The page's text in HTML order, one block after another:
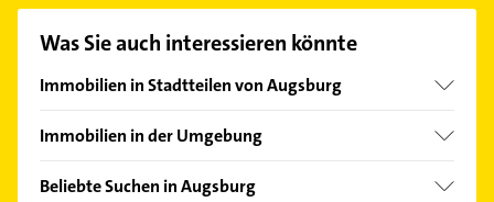
Hier finden Sie alleKontaktdaten
Was Sie auch interessieren könnte
Immobilien in Stadtteilen von Augsburg
Antonsviertel
Hammerschmiede
Immobilien in der Umgebung
Stadtbergen
Beliebte Suchen in Augsburg